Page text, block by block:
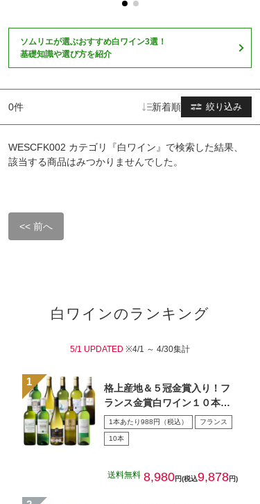
ソムリエが選ぶおすすめ白ワイン3選！
基礎知識や選び方を紹介
0件 絞り込み
新着順
WESCFK002 カテゴリ『白ワイン』で検索した結果、
該当する商品はみつかりませんでした。
<< 前へ
白ワインのランキング
5/1 UPDATED ※4/1 ～ 4/30集計
格上産地＆５冠金賞入り！フ
ランス金賞白ワイン１０本セ
ット
1本あたり988円（税込） フランス
10本
送料無料 8,980円(税込9,878円)